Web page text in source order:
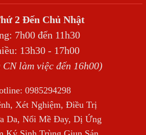
Sán Dây Uy Tín Tại Hà Nội
GIUN LƯƠN
Lần Không Khỏi
DO AMIP, VIÊM MÀNG NÃO DO AMIP
2 Đến Chủ Nhật
7h00 đến 11h30
13h30 - 17h00
làm việc đến 16h00)
0985294298
Xét Nghiệm, Điều Trị
Da, Nổi Mề Đay, Dị Ứng